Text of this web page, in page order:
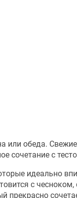
или обеда.
сочетание с
идеально
с
прекрасно